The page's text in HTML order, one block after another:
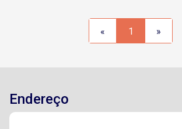
Shopping Iguatemi Esplanada, além de
restaurantes, mercados e serviços. Estrutura do
« 1 »
Endereço